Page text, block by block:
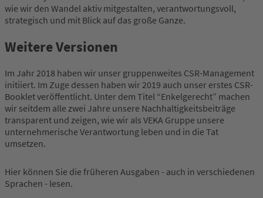
wie wir den Wandel aktiv mitgestalten, verantwortungsvoll,
strategisch und mit Blick auf das große Ganze.
Weitere Versionen
Im Jahr 2018 haben wir unser gruppenweites CSR-Management
initiiert. Im Zuge dessen haben wir 2019 auch unser erstes CSR-
Booklet veröffentlicht. Unter dem Titel “Enkelgerecht” machen
wir seitdem alle zwei Jahre unsere Nachhaltigkeitsbeiträge
transparent und zeigen, wie wir als VEKA Gruppe unsere
unternehmerische Verantwortung leben und in die Tat
umsetzen.
Hier können Sie die früheren Ausgaben - auch in verschiedenen
Sprachen - lesen.